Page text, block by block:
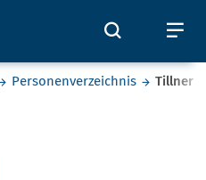
Öffnet
Personenverzeichnis Tillner